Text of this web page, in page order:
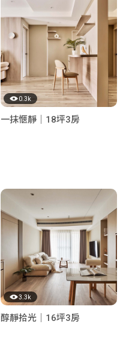
0.3k
一抹愜靜｜18坪3房
3.3k
醇靜拾光｜16坪3房